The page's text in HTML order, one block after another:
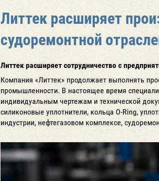
Литтек расширяет
судоремонтной
Литтек расширяет сотрудничество с
Компания «Литтек» продолжает выполнять
промышленности. В настоящее время
индивидуальным чертежам и технической
силиконовые уплотнители, кольца O-Ring,
индустрии, нефтегазовом комплексе,